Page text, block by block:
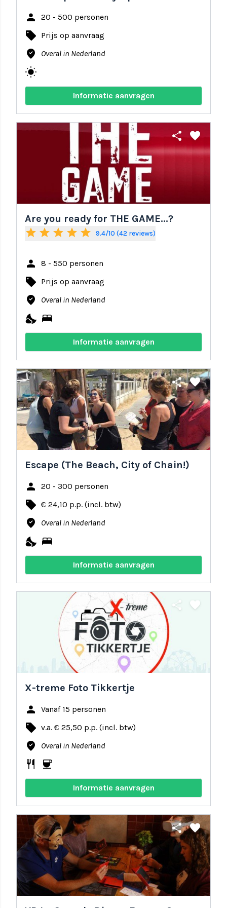
person 20 - 500 personen
local_offer Prijs op aanvraag
where_to_vote Overal in Nederland
wb_sunny
Informatie aanvragen
share favorite
Are you ready for THE GAME...?
star star star star star 9.4/10 (42 reviews)
person 8 - 550 personen
local_offer Prijs op aanvraag
where_to_vote Overal in Nederland
nights_stay bed
Informatie aanvragen
share favorite
Escape (The Beach, City of Chain!)
person 20 - 300 personen
local_offer € 24,10 p.p. (incl. btw)
where_to_vote Overal in Nederland
nights_stay bed
Informatie aanvragen
share favorite
X-treme Foto Tikkertje
person Vanaf 15 personen
local_offer v.a. € 25,50 p.p. (incl. btw)
where_to_vote Overal in Nederland
restaurant coffee
Informatie aanvragen
share favorite